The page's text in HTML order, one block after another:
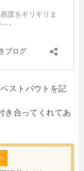
ストバウトを記
き合ってくれてあ